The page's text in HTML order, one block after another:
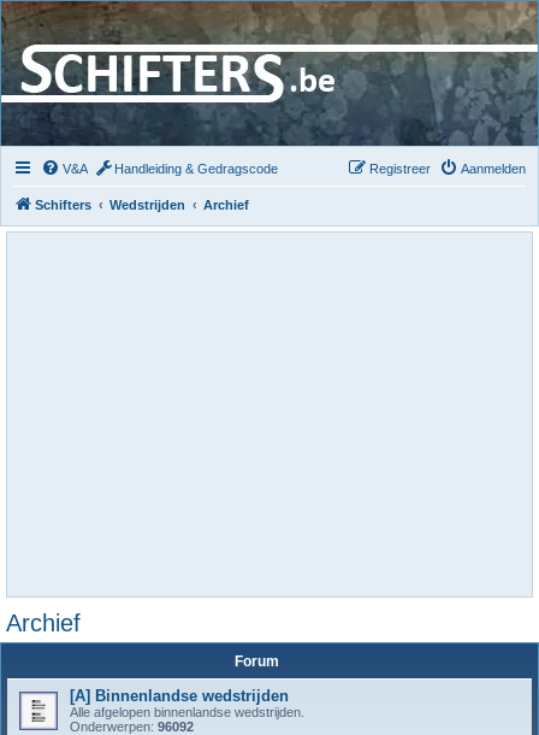
V&A Handleiding & Gedragscode Aanmelden
Registreer
Schifters Wedstrijden Archief
Archief
Forum
[A] Binnenlandse wedstrijden
Alle afgelopen binnenlandse wedstrijden.
Onderwerpen: 96092